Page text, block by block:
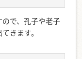
で、孔子や老子
きます。